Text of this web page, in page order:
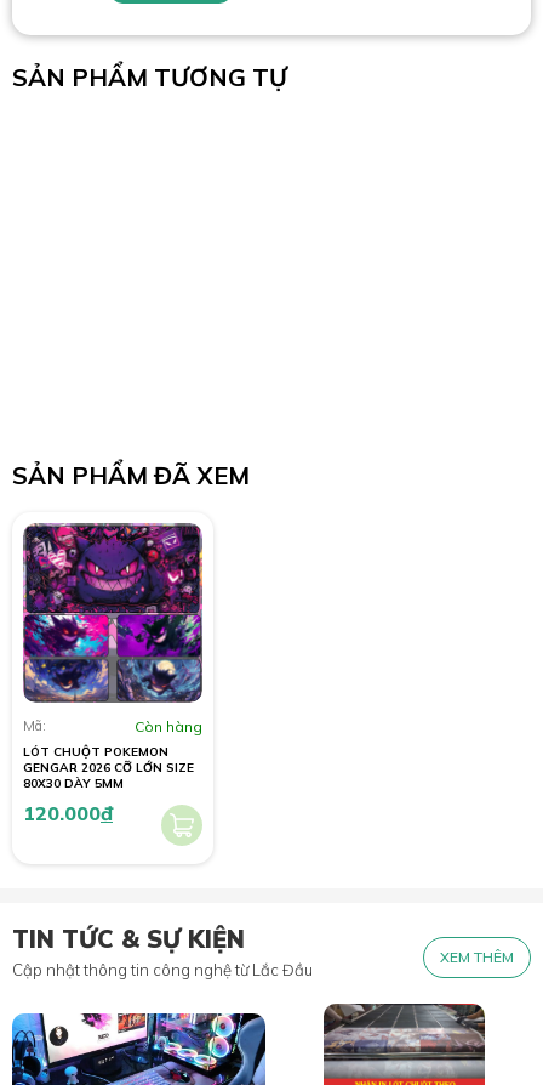
SẢN PHẨM TƯƠNG TỰ
SẢN PHẨM ĐÃ XEM
Mã: Còn hàng
LÓT CHUỘT POKEMON
GENGAR 2026 CỠ LỚN SIZE
80X30 DÀY 5MM
120.000đ
TIN TỨC & SỰ KIỆN
Cập nhật thông tin công nghệ từ Lắc Đầu
XEM THÊM